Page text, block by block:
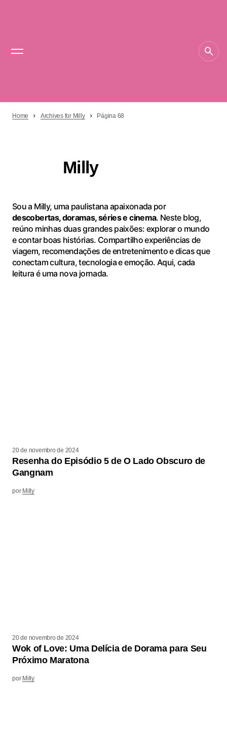
Home Archives for Milly Página 68
Milly
Sou a Milly, uma paulistana apaixonada por
descobertas, doramas, séries e cinema. Neste blog,
reúno minhas duas grandes paixões: explorar o mundo
e contar boas histórias. Compartilho experiências de
viagem, recomendações de entretenimento e dicas que
conectam cultura, tecnologia e emoção. Aqui, cada
leitura é uma nova jornada.
20 de novembro de 2024
Resenha do Episódio 5 de O Lado Obscuro de
Gangnam
por Milly
20 de novembro de 2024
Wok of Love: Uma Delícia de Dorama para Seu
Próximo Maratona
por Milly